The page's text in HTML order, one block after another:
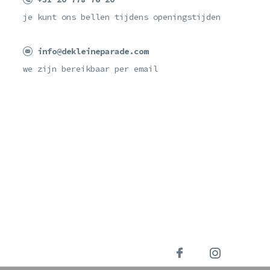
je kunt ons bellen tijdens openingstijden
info@dekleineparade.com
we zijn bereikbaar per email